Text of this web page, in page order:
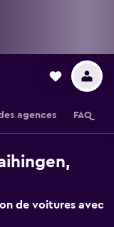
agences FAQ
de voitures avec